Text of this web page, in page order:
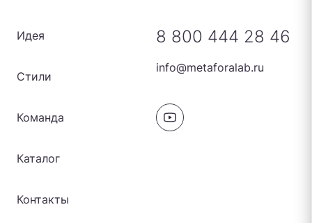
Идея
Стили
Команда
Каталог
Контакты
8 800 444 28 46
info@metaforalab.ru